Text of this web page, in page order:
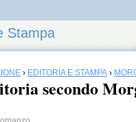
Stampa
› EDITORIA E STAMPA ›
secondo